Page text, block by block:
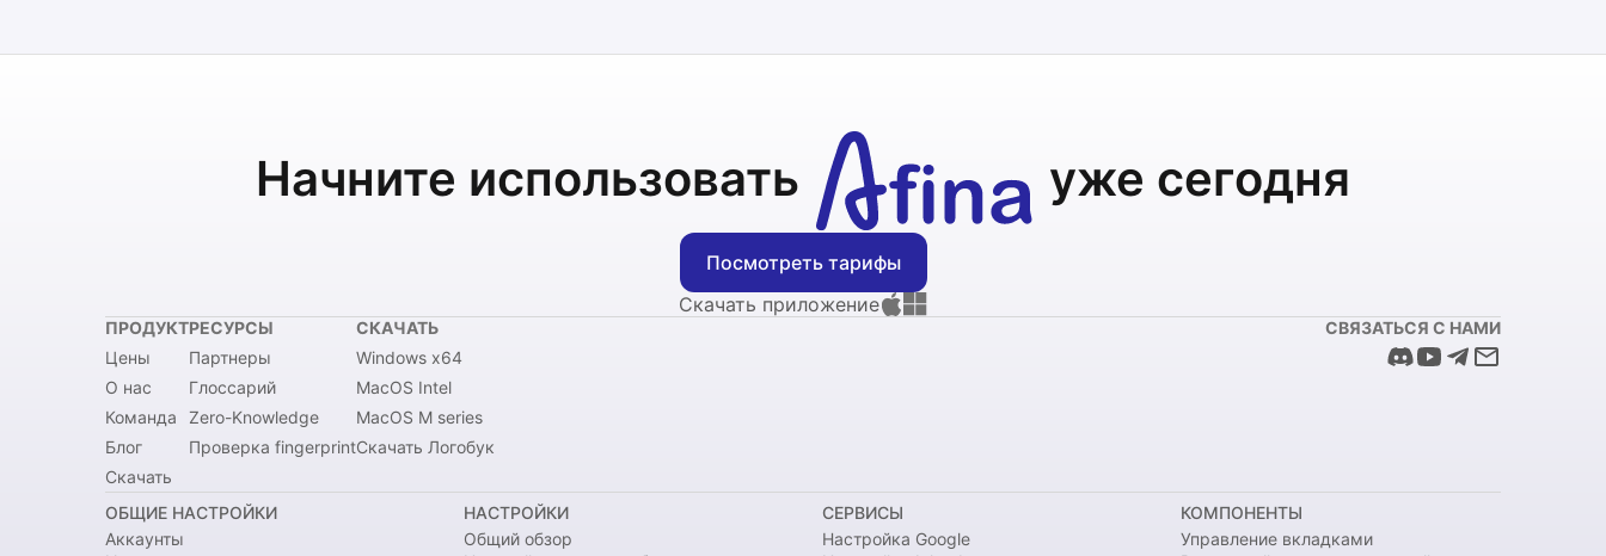
Начните использовать уже сегодня
Посмотреть тарифы
Скачать приложение
ПРОДУКТ
Цены
О нас
Команда
Блог
Скачать
РЕСУРСЫ
Партнеры
Глоссарий
Zero-Knowledge
Проверка fingerprint
СКАЧАТЬ
Windows x64
MacOS Intel
MacOS M series
Скачать Логобук
СВЯЗАТЬСЯ С НАМИ
ОБЩИЕ НАСТРОЙКИ
Аккаунты
НАСТРОЙКИ
Общий обзор
СЕРВИСЫ
Настройка Google
КОМПОНЕНТЫ
Управление вкладками